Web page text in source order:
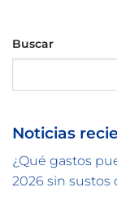
Buscar
Noticias
¿Qué gastos
2026 sin sustos